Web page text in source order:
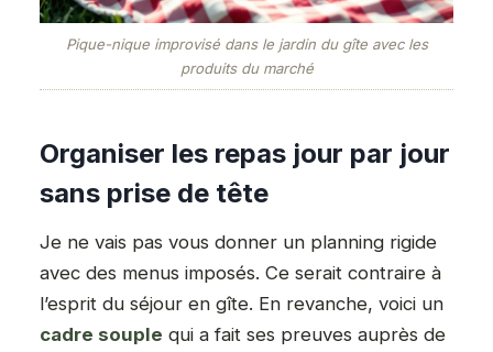
Pique-nique improvisé dans le jardin du gîte avec les
produits du marché
Organiser les repas jour par jour
sans prise de tête
Je ne vais pas vous donner un planning rigide
avec des menus imposés. Ce serait contraire à
l’esprit du séjour en gîte. En revanche, voici un
cadre souple qui a fait ses preuves auprès de